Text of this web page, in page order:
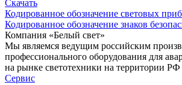
Скачать
Кодированное обозначение световых
Кодированное обозначение знаков
Компания «Белый свет»
Мы являемся ведущим российским
профессионального оборудования для
на рынке светотехники на территории
Сервис